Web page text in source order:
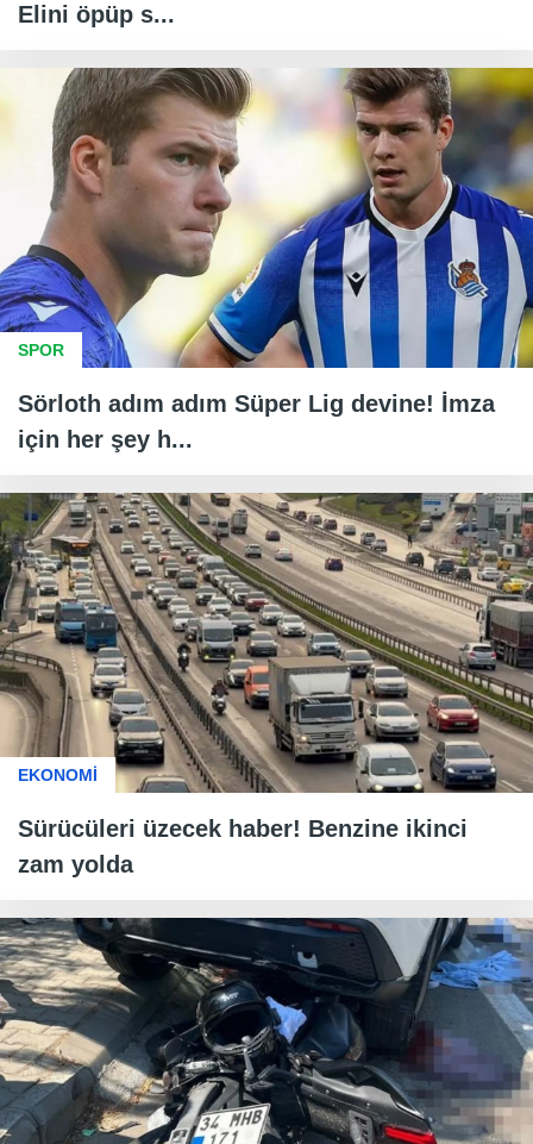
Elini öpüp s...
SPOR
Sörloth adım adım Süper Lig devine! İmza
için her şey h...
EKONOMİ
Sürücüleri üzecek haber! Benzine ikinci
zam yolda